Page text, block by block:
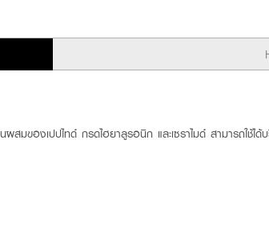
สมของเปปไทด์ กรดไฮยาลูรอนิก และเซราไมด์ สามารถใ